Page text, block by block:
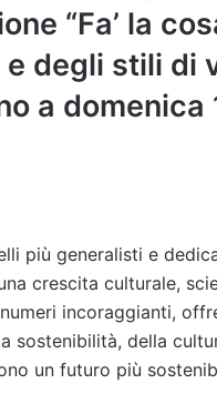
“Fa’ la
degli stili di
a domenica
più generalisti e
crescita culturale,
incoraggianti,
sostenibilità, della
un futuro più